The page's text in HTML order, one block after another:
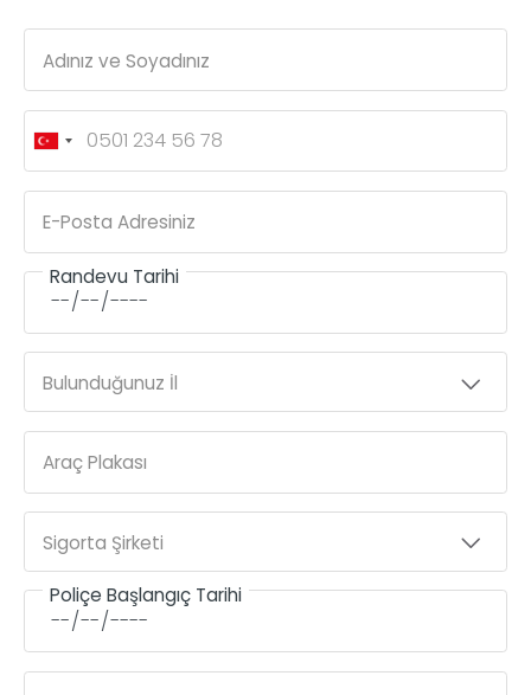
Adınız ve Soyadınız
E-Posta Adresiniz
Randevu Tarihi
Bulunduğunuz İl
Araç Plakası
Sigorta Şirketi
Poliçe Başlangıç Tarihi